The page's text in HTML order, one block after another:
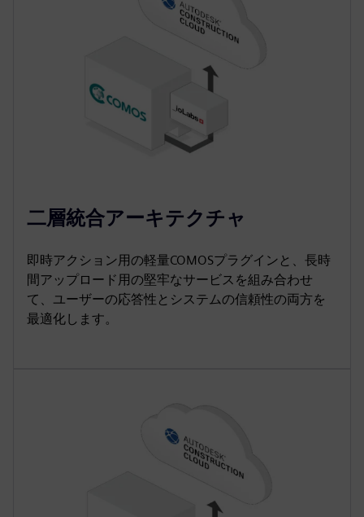
二層統合アーキテクチャ
即時アクション用の軽量COMOSプラグインと、長時
間アップロード用の堅牢なサービスを組み合わせ
て、ユーザーの応答性とシステムの信頼性の両方を
最適化します。